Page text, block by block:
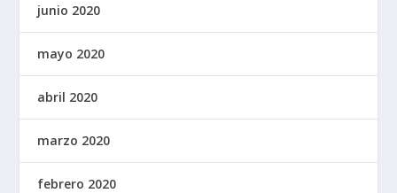
junio 2020
mayo 2020
abril 2020
marzo 2020
febrero 2020